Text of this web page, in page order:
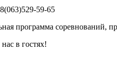
59-65
программа соревнований,
в гостях!